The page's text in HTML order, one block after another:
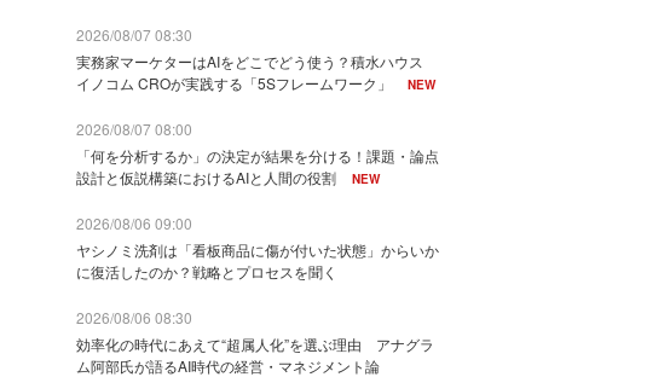
2026/08/07 08:30
実務家マーケターはAIをどこでどう使う？積水ハウス
イノコム CROが実践する「5Sフレームワーク」
NEW
2026/08/07 08:00
「何を分析するか」の決定が結果を分ける！課題・論点
設計と仮説構築におけるAIと人間の役割
NEW
2026/08/06 09:00
ヤシノミ洗剤は「看板商品に傷が付いた状態」からいか
に復活したのか？戦略とプロセスを聞く
2026/08/06 08:30
効率化の時代にあえて“超属人化”を選ぶ理由 アナグラ
ム阿部氏が語るAI時代の経営・マネジメント論